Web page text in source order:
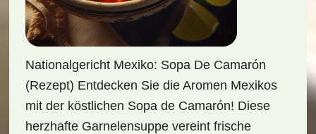
Nationalgericht Mexiko: Sopa De Camarón
(Rezept) Entdecken Sie die Aromen Mexikos
mit der köstlichen Sopa de Camarón! Diese
herzhafte Garnelensuppe vereint frische